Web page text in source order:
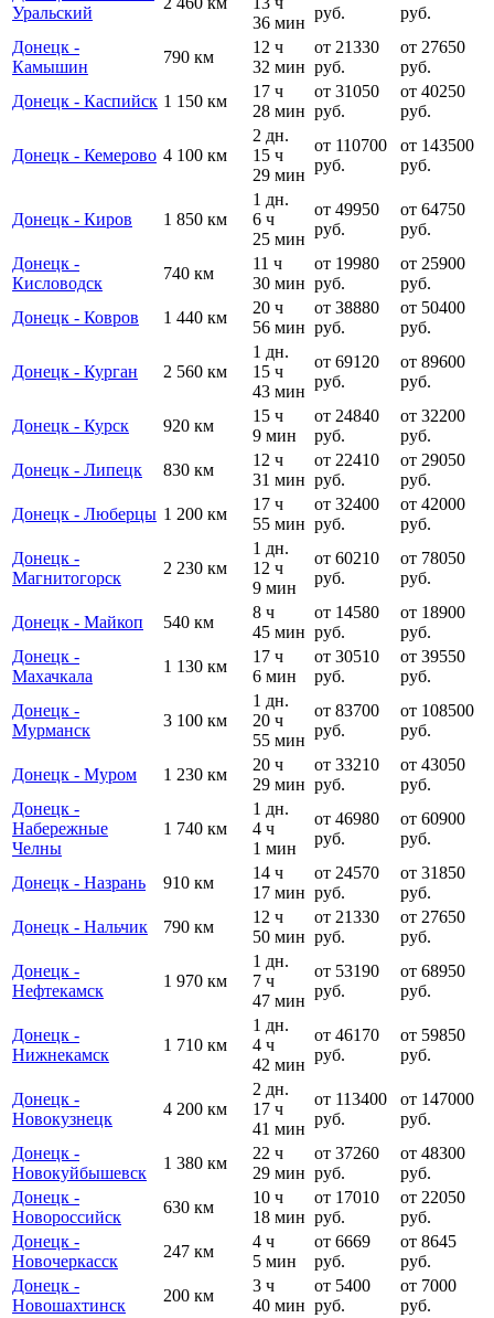
Уральский
36 мин
руб.
руб.
Донецк -
Камышин
790 км
12 ч
32 мин
от 21330
руб.
от 27650
руб.
Донецк - Каспийск 1 150 км
17 ч
28 мин
от 31050
руб.
от 40250
руб.
Донецк - Кемерово 4 100 км
2 дн.
15 ч
29 мин
от 110700
руб.
от 143500
руб.
Донецк - Киров 1 850 км
1 дн.
6 ч
25 мин
от 49950
руб.
от 64750
руб.
Донецк -
Кисловодск
740 км
11 ч
30 мин
от 19980
руб.
от 25900
руб.
Донецк - Ковров
1 440 км
20 ч
56 мин
от 38880
руб.
от 50400
руб.
Донецк - Курган 2 560 км
1 дн.
15 ч
43 мин
от 69120
руб.
от 89600
руб.
Донецк - Курск 920 км
15 ч
9 мин
от 24840
руб.
от 32200
руб.
Донецк - Липецк
830 км
12 ч
31 мин
от 22410
руб.
от 29050
руб.
Донецк - Люберцы 1 200 км
17 ч
55 мин
от 32400
руб.
от 42000
руб.
Донецк -
Магнитогорск
2 230 км
1 дн.
12 ч
9 мин
от 60210
руб.
от 78050
руб.
Донецк - Майкоп 540 км
8 ч
45 мин
от 14580
руб.
от 18900
руб.
Донецк -
Махачкала
1 130 км
17 ч
6 мин
от 30510
руб.
от 39550
руб.
Донецк -
Мурманск
3 100 км
1 дн.
20 ч
55 мин
от 83700
руб.
от 108500
руб.
Донецк - Муром 1 230 км
20 ч
29 мин
от 33210
руб.
от 43050
руб.
Донецк -
Набережные
Челны
1 740 км
1 дн.
4 ч
1 мин
от 46980
руб.
от 60900
руб.
Донецк - Назрань 910 км
14 ч
17 мин
от 24570
руб.
от 31850
руб.
Донецк - Нальчик
790 км
12 ч
50 мин
от 21330
руб.
от 27650
руб.
Донецк -
Нефтекамск
1 970 км
1 дн.
7 ч
47 мин
от 53190
руб.
от 68950
руб.
Донецк -
Нижнекамск
1 710 км
1 дн.
4 ч
42 мин
от 46170
руб.
от 59850
руб.
Донецк -
Новокузнецк
4 200 км
2 дн.
17 ч
41 мин
от 113400
руб.
от 147000
руб.
Донецк -
Новокуйбышевск
1 380 км
22 ч
29 мин
от 37260
руб.
от 48300
руб.
Донецк -
Новороссийск
630 км
10 ч
18 мин
от 17010
руб.
от 22050
руб.
Донецк -
Новочеркасск
247 км
4 ч
5 мин
от 6669
руб.
от 8645
руб.
Донецк -
Новошахтинск
200 км
3 ч
40 мин
от 5400
руб.
от 7000
руб.